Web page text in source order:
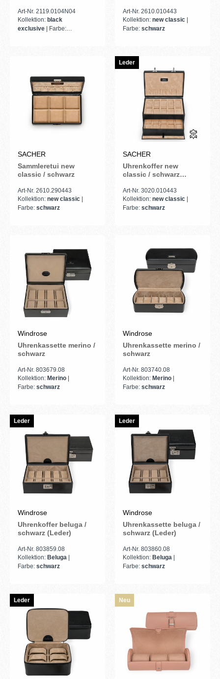
Art-Nr. 2119.0104N04
Kollektion: black
exclusive
| Farbe:
Art-Nr. 2610.010443
Kollektion: new classic
Farbe: schwarz
SACHER
Sammleretui new
classic / schwarz
Art-Nr. 2610.290443
Kollektion: new classic
Farbe: schwarz
Leder
SACHER
Uhrenkoffer new
classic / schwarz
Art-Nr. 3020.010443
Kollektion: new classic
Farbe: schwarz
Windrose
Uhrenkassette merino /
schwarz
Art-Nr. 803679.08
Kollektion: Merino
Farbe: schwarz
Windrose
Uhrenkassette merino /
schwarz
Art-Nr. 803740.08
Kollektion: Merino
Farbe: schwarz
Leder
Windrose
Uhrenkoffer beluga /
schwarz (Leder)
Art-Nr. 803859.08
Kollektion: Beluga
Farbe: schwarz
Leder
Windrose
Uhrenkassette beluga /
schwarz (Leder)
Art-Nr. 803860.08
Kollektion: Beluga
Farbe: schwarz
Leder Neu